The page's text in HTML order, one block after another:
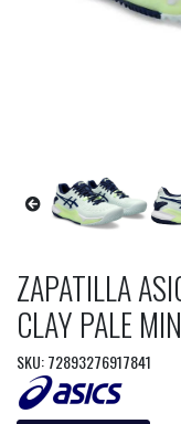
ZAPATILLA
CLAY PALE
SKU: 72893276917841